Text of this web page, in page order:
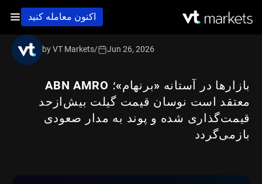
اکنون معامله کنید
بازارها در آستانه «برنهام»؛ ABN AMRO
معتقد است نوسان قیمت گیلت بیش‌ازحد
قیمت‌گذاری شده و پوند به مدار صعودی
بازمی‌گردد
by VT Markets/ Jun 26, 2026